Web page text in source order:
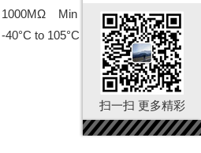
扫一扫 更多精彩
Min